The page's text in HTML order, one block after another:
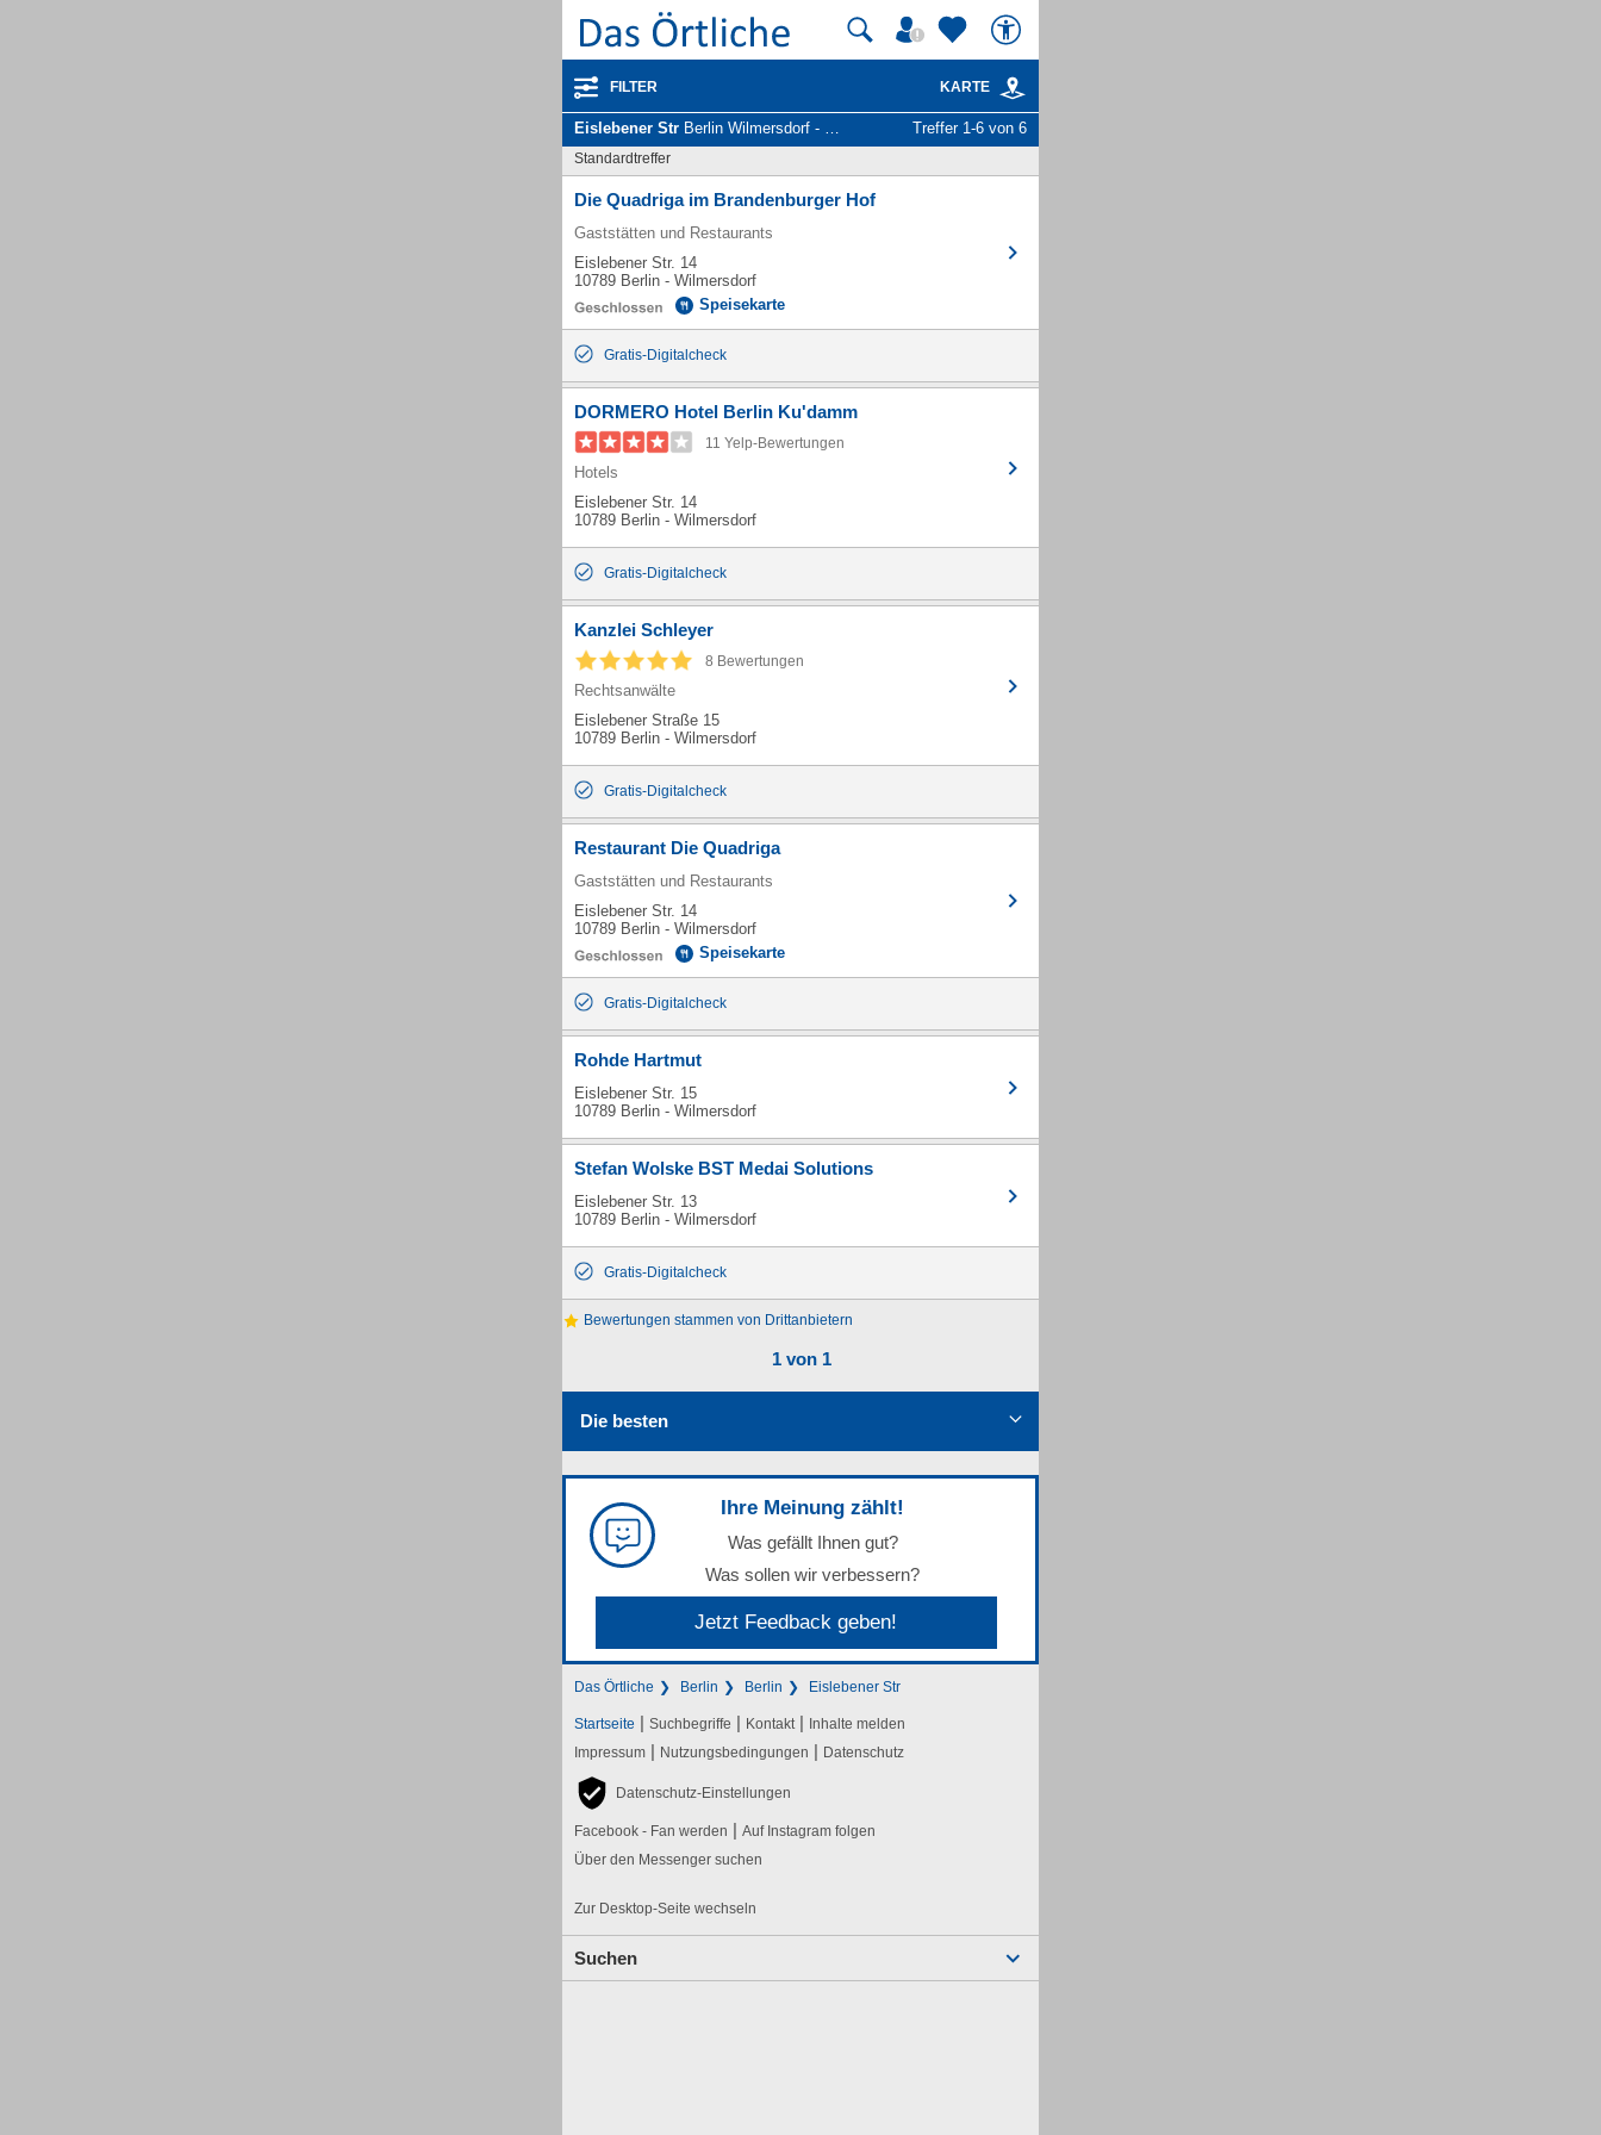
FILTER KARTE
Eislebener Str Berlin Wilmersdorf - Unternehmen und Personen Treffer 1-6 von 6
Standardtreffer
Die Quadriga im Brandenburger Hof
Gaststätten und Restaurants
Eislebener Str. 14
10789 Berlin - Wilmersdorf
Speisekarte
Gratis-Digitalcheck
DORMERO Hotel Berlin Ku'damm
11 Yelp-Bewertungen
Hotels
Eislebener Str. 14
10789 Berlin - Wilmersdorf
Gratis-Digitalcheck
Kanzlei Schleyer
8 Bewertungen
Rechtsanwälte
Eislebener Straße 15
10789 Berlin - Wilmersdorf
Gratis-Digitalcheck
Restaurant Die Quadriga
Gaststätten und Restaurants
Eislebener Str. 14
10789 Berlin - Wilmersdorf
Speisekarte
Gratis-Digitalcheck
Rohde Hartmut
Eislebener Str. 15
10789 Berlin - Wilmersdorf
Stefan Wolske BST Medai Solutions
Eislebener Str. 13
10789 Berlin - Wilmersdorf
Gratis-Digitalcheck
Bewertungen stammen von Drittanbietern
1 von 1
Die besten
Ihre Meinung zählt!
Was gefällt Ihnen gut?
Was sollen wir verbessern?
Jetzt Feedback geben!
Das Örtliche Berlin Berlin Eislebener Str
Startseite | Suchbegriffe | Kontakt | Inhalte melden
Impressum | Nutzungsbedingungen | Datenschutz
Datenschutz-Einstellungen
Facebook - Fan werden | Auf Instagram folgen
Über den Messenger suchen
Zur Desktop-Seite wechseln
Suchen